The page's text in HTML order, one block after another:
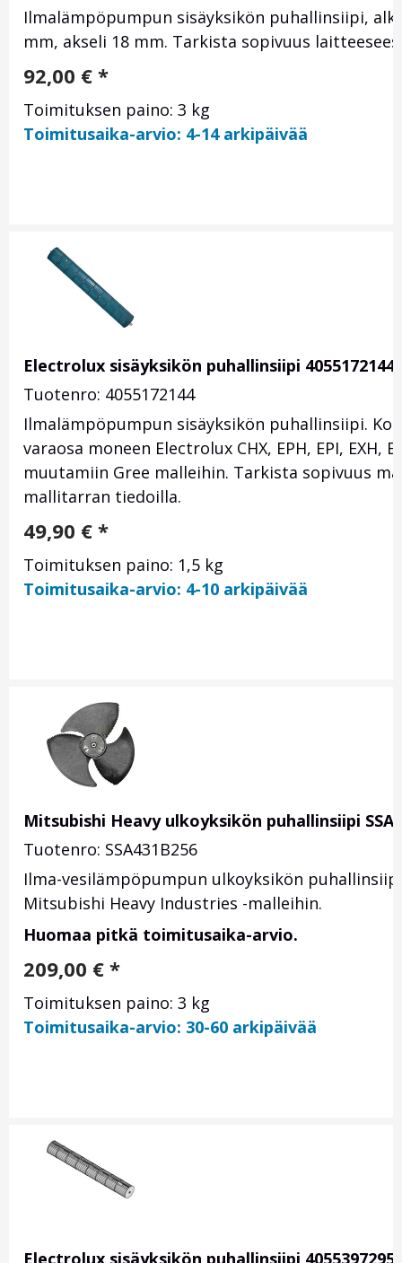
Ilmalämpöpumpun sisäyksikön puhallinsiipi,
mm, akseli 18 mm. Tarkista sopivuus
92,00 € *
Toimituksen paino: 3 kg
Toimitusaika-arvio: 4-14 arkipäivää
Electrolux sisäyksikön puhallinsiipi 4055172144
Tuotenro: 4055172144
Ilmalämpöpumpun sisäyksikön puhallinsiipi.
varaosa moneen Electrolux CHX, EPH, EPI, EXH,
muutamiin Gree malleihin. Tarkista sopivuus
mallitarran tiedoilla.
49,90 € *
Toimituksen paino: 1,5 kg
Toimitusaika-arvio: 4-10 arkipäivää
Mitsubishi Heavy ulkoyksikön puhallinsiipi
Tuotenro: SSA431B256
Ilma-vesilämpöpumpun ulkoyksikön
Mitsubishi Heavy Industries -malleihin.
Huomaa pitkä toimitusaika-arvio.
209,00 € *
Toimituksen paino: 3 kg
Toimitusaika-arvio: 30-60 arkipäivää
Electrolux sisäyksikön puhallinsiipi 4055397295